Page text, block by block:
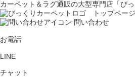
カーペット＆ラグ通販の大型専門店「びっ
問い合わせ
お電話
LINE
チャット